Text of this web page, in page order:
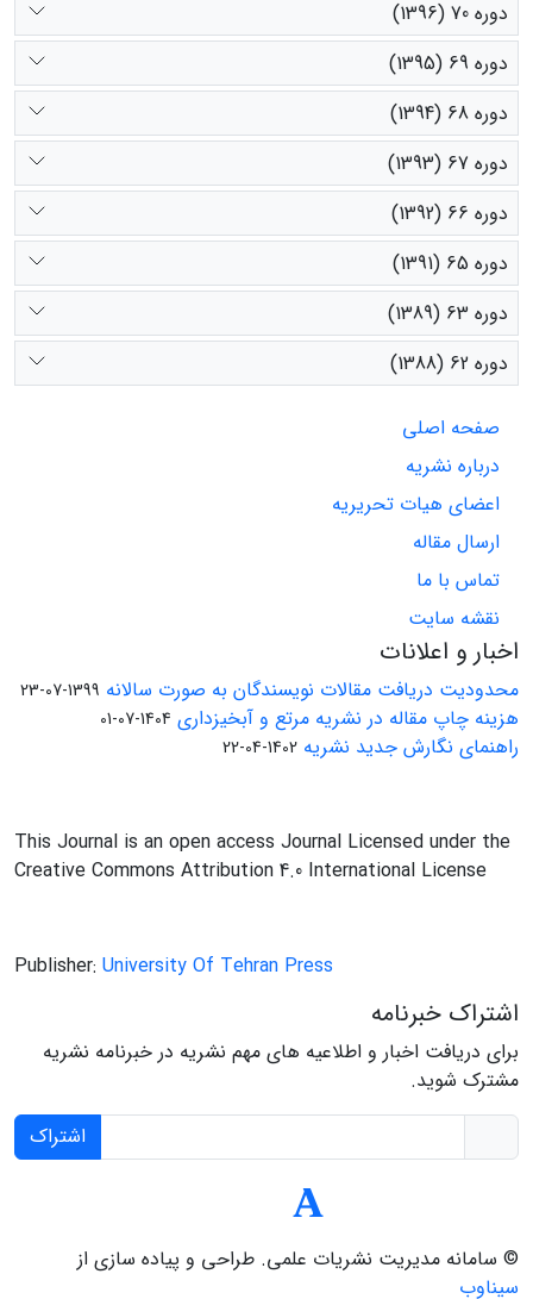
دوره 70 (1396)
دوره 69 (1395)
دوره 68 (1394)
دوره 67 (1393)
دوره 66 (1392)
دوره 65 (1391)
دوره 63 (1389)
دوره 62 (1388)
صفحه اصلی
درباره نشریه
اعضای هیات تحریریه
ارسال مقاله
تماس با ما
نقشه سایت
اخبار و اعلانات
محدودیت دریافت مقالات نویسندگان به صورت سالانه 1399-07-23
هزینه چاپ مقاله در نشریه مرتع و آبخیزداری 1404-07-01
راهنمای نگارش جدید نشریه 1402-04-22
This Journal is an open access Journal Licensed under the
Creative Commons Attribution 4.0 International License
Publisher: University Of Tehran Press
اشتراک خبرنامه
برای دریافت اخبار و اطلاعیه های مهم نشریه در خبرنامه نشریه
مشترک شوید.
اشتراک
© سامانه مدیریت نشریات علمی. طراحی و پیاده سازی از
سیناوب